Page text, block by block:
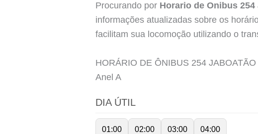
Procurando por Horario de Onibus
informações atualizadas sobre os
facilitam sua locomoção utilizando o
HORÁRIO DE ÔNIBUS 254
Anel A
DIA ÚTIL
01:00 02:00 03:00 04:00